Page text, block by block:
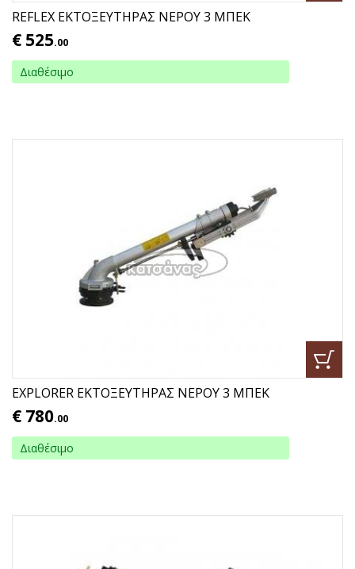
REFLEX ΕΚΤΟΞΕΥΤΗΡΑΣ ΝΕΡΟΥ 3 ΜΠΕΚ
€ 525.00
Διαθέσιμο
EXPLORER ΕΚΤΟΞΕΥΤΗΡΑΣ ΝΕΡΟΥ 3 ΜΠΕΚ
€ 780.00
Διαθέσιμο